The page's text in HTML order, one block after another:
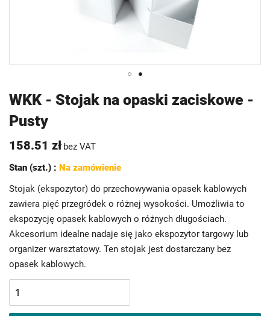
WKK - Stojak na opaski zaciskowe -
Pusty
158.51 zł bez VAT
Stan (szt.) : Na zamówienie
Stojak (ekspozytor) do przechowywania opasek kablowych
zawiera pięć przegródek o różnej wysokości. Umożliwia to
ekspozycję opasek kablowych o różnych długościach.
Akcesorium idealne nadaje się jako ekspozytor targowy lub
organizer warsztatowy. Ten stojak jest dostarczany bez
opasek kablowych.
na
początek